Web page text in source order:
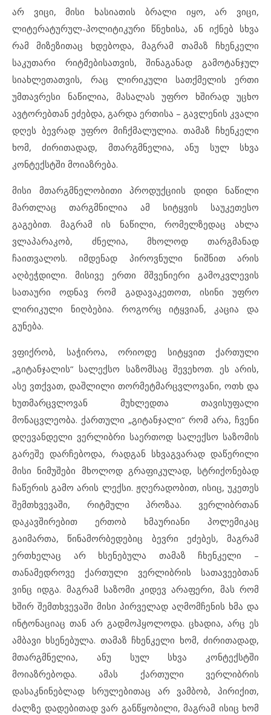
არ ვიცი, მისი ხასიათის ბრალი იყო, არ ვიცი,
ლიტერატურულ-პოლიტიკური წნეხისა, ან იქნებ სხვა
რამ მიზეზითაც ხდებოდა, მაგრამ თამაზ ჩხენკელი
საკუთარი რიტმებისათვის, შინაგანად გამოტანჯულ
სიახლეთათვის, რაც ლირიკული სათქმელის ერთი
უმთავრესი ნაწილია, მასალას უფრო ხშირად უცხო
ავტორებთან ეძებდა, გარდა ერთისა – გავლენის კვალი
დღეს ბევრად უფრო მიჩქმალულია. თამაზ ჩხენკელი
ხომ, ძირითადად, მთარგმნელია, ანუ სულ სხვა
კონტექსტში მოიაზრება.
მისი მთარგმნელობითი პროდუქციის დიდი ნაწილი
მართლაც თარგმნილია ამ სიტყვის საუკეთესო
გაგებით. მაგრამ ის ნაწილი, რომელზედაც ახლა
ვლაპარაკობ, ძნელია, მხოლოდ თარგმანად
ჩაითვალოს. იმდენად პიროვნული ნიშნით არის
აღბეჭდილი. მისივე ერთი მშვენიერი გამოკვლევის
სათაური ოდნავ რომ გადავაკეთოთ, ისინი უფრო
ლირიკული ნიღბებია. როგორც იტყვიან, კაცია და
გუნება.
ვფიქრობ, საჭიროა, ორიოდე სიტყვით ქართული
„გიტანჯალის“ სალექსო საზომსაც შევეხოთ. ეს არის,
ასე ვთქვათ, დაშლილი თორმეტმარცვლოვანი, ოთხ და
ხუთმარცვლოვან მუხლედთა თავისუფალი
მონაცვლეობა. ქართული „გიტანჯალი“ რომ არა, ჩვენი
დღევანდელი ვერლიბრი საერთოდ სალექსო საზომის
გარეშე დარჩებოდა, რადგან სხვაგვარად დაწერილი
მისი ნიმუშები მხოლოდ გრაფიკულად, სტრიქონებად
ჩაწერის გამო არის ლექსი. ჟღერადობით, ისიც, უკეთეს
შემთხვევაში, რიტმული პროზაა. ვერლიბრთან
დაკავშირებით ერთობ ხმაურიანი პოლემიკაც
გაიმართა, წინამორბედებიც ბევრი ეძებეს, მაგრამ
ერთხელაც არ ხსენებულა თამაზ ჩხენკელი –
თანამედროვე ქართული ვერლიბრის სათავეებთან
ვინც იდგა. მაგრამ საზომი კიდევ არაფერი, მას რომ
ხშირ შემთხვევაში მისი პირველად აღმომჩენის ხმა და
ინტონაციაც თან არ გადმოჰყოლოდა. ცხადია, არც ეს
ამბავი ხსენებულა. თამაზ ჩხენკელი ხომ, ძირითადად,
მთარგმნელია, ანუ სულ სხვა კონტექსტში
მოიაზრებოდა. ამას ქართული ვერლიბრის
დასაკნინებლად სრულებითაც არ ვამბობ, პირიქით,
ძალზე დადებითად ვარ განწყობილი, მაგრამ ისიც ხომ